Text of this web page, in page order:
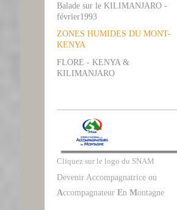
Balade sur le KILIMANJARO -
février1993
ZONES HUMIDES DU MONT-
KENYA
FLORE - KENYA &
KILIMANJARO
Cliquez sur le logo du SNAM
Devenir Accompagnatrice ou
Accompagnateur En Montagne